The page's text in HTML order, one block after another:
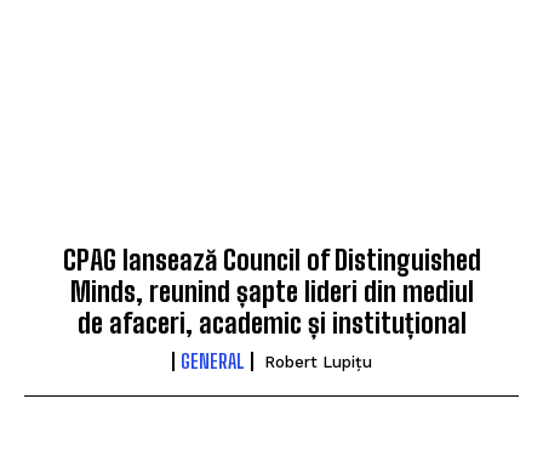
CPAG lansează Council of Distinguished
Minds, reunind șapte lideri din mediul
de afaceri, academic și instituțional
GENERAL Robert Lupițu